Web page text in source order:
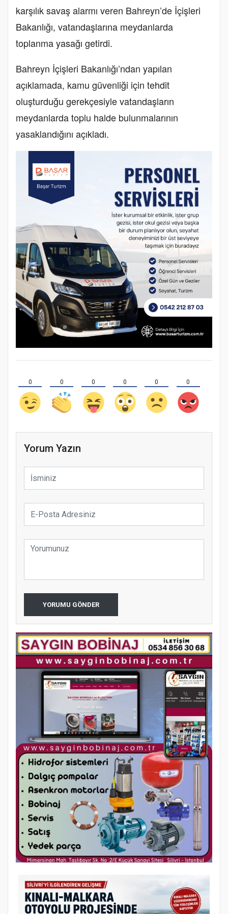
karşılık savaş alarmı veren Bahreyn’de İçişleri
Bakanlığı, vatandaşlarına meydanlarda
toplanma yasağı getirdi.
Bahreyn İçişleri Bakanlığı’ndan yapılan
açıklamada, kamu güvenliği için tehdit
oluşturduğu gerekçesiyle vatandaşların
meydanlarda toplu halde bulunmalarının
yasaklandığını açıkladı.
0 0 0 0 0 0
Yorum Yazın
YORUMU GÖNDER